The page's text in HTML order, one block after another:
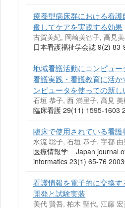
療養型病床群における看
働してケアを実践する効果
古賀美紀, 岡崎美智子, 高見
日本看護福祉学会誌 9(2)
地域看護活動にコンピュ
看護実践・看護教育に活か
ンピュータを使っての新
石垣 恭子, 西 満里子, 高見
臨床看護 29(11) 1595-1603
臨床で使用されている看
水流 聡子, 石垣 恭子, 宇都
医療情報学 = Japan journal
informatics 23(1) 65-76
看護情報を電子的に交換
開発と試験実装
美代 賢吾, 柏木 聖代, 江藤